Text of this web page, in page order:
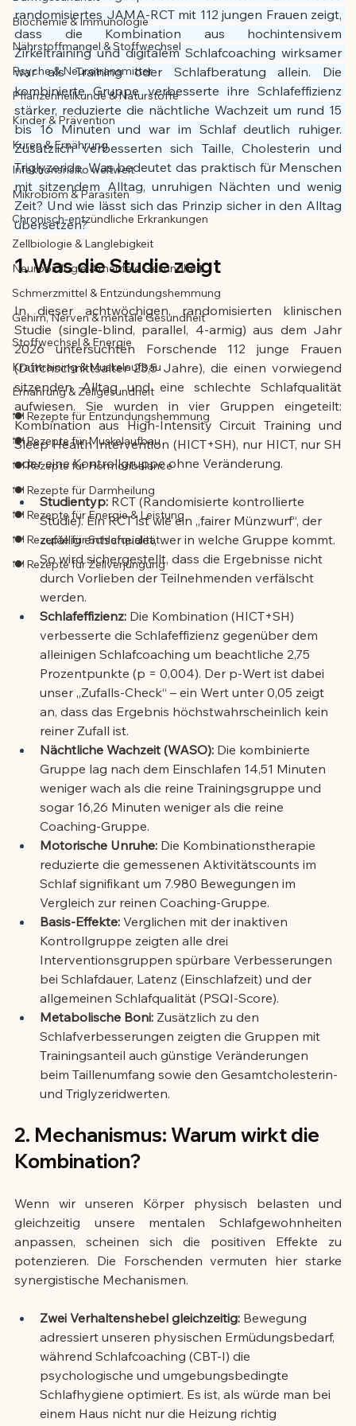
Der Artikel wurde mit Unterstützung von
KI erstellt und redaktionell geprüft vom
angegebenen Autor
Biochemie & Immunologie
Nährstoffmangel & Stoffwechsel
Psyche & Neurotransmitter
Pflanzenheilkunde & Naturstoffe
Kinder & Prävention
Kuren & Ernährung
Infektionsrisiko weltweit
Mikrobiom & Parasiten
Chronisch-entzündliche Erkrankungen
Zellbiologie & Langlebigkeit
Neurobiologie & mentale Gesundheit
Schmerzmittel & Entzündungshemmung
Gehirn, Nerven & mentale Gesundheit
Stoffwechsel & Energie
Krafttraining & Muskelaufbau
Ernährung & Zellgesundheit
🍽️ Rezepte für Entzündungshemmung
🍽️ Rezepte für Muskelaufbau
🍽️ Rezepte für Hormonbalance
🍽️ Rezepte für Darmheilung
🍽️ Rezepte für Energie & Leistung
🍽️ Rezepte für Schlafqualität
🍽️ Rezepte für Zellverjüngung
randomisiertes JAMA-RCT mit 112 jungen Frauen zeigt,
dass die Kombination aus hochintensivem
Zirkeltraining und digitalem Schlafcoaching wirksamer
war als Training oder Schlafberatung allein. Die
kombinierte Gruppe verbesserte ihre Schlafeffizienz
stärker, reduzierte die nächtliche Wachzeit um rund 15
bis 16 Minuten und war im Schlaf deutlich ruhiger.
Zusätzlich verbesserten sich Taille, Cholesterin und
Triglyzeride. Was bedeutet das praktisch für Menschen
mit sitzendem Alltag, unruhigen Nächten und wenig
Zeit? Und wie lässt sich das Prinzip sicher in den Alltag
übersetzen?
1. Was die Studie zeigt
In dieser achtwöchigen, randomisierten klinischen
Studie (single-blind, parallel, 4-armig) aus dem Jahr
2026 untersuchten Forschende 112 junge Frauen
(Durchschnittsalter 23,5 Jahre), die einen vorwiegend
sitzenden Alltag und eine schlechte Schlafqualität
aufwiesen. Sie wurden in vier Gruppen eingeteilt:
Kombination aus High-Intensity Circuit Training und
Sleep Health Intervention (HICT+SH), nur HICT, nur SH
oder eine Kontrollgruppe ohne Veränderung.
Studientyp: RCT (Randomisierte kontrollierte
Studie). Ein RCT ist wie ein „fairer Münzwurf“, der
zufällig entscheidet, wer in welche Gruppe kommt.
So wird sichergestellt, dass die Ergebnisse nicht
durch Vorlieben der Teilnehmenden verfälscht
werden.
Schlafeffizienz: Die Kombination (HICT+SH)
verbesserte die Schlafeffizienz gegenüber dem
alleinigen Schlafcoaching um beachtliche 2,75
Prozentpunkte (p = 0,004). Der p-Wert ist dabei
unser „Zufalls-Check“ – ein Wert unter 0,05 zeigt
an, dass das Ergebnis höchstwahrscheinlich kein
reiner Zufall ist.
Nächtliche Wachzeit (WASO): Die kombinierte
Gruppe lag nach dem Einschlafen 14,51 Minuten
weniger wach als die reine Trainingsgruppe und
sogar 16,26 Minuten weniger als die reine
Coaching-Gruppe.
Motorische Unruhe: Die Kombinationstherapie
reduzierte die gemessenen Aktivitätscounts im
Schlaf signifikant um 7.980 Bewegungen im
Vergleich zur reinen Coaching-Gruppe.
Basis-Effekte: Verglichen mit der inaktiven
Kontrollgruppe zeigten alle drei
Interventionsgruppen spürbare Verbesserungen
bei Schlafdauer, Latenz (Einschlafzeit) und der
allgemeinen Schlafqualität (PSQI-Score).
Metabolische Boni: Zusätzlich zu den
Schlafverbesserungen zeigten die Gruppen mit
Trainingsanteil auch günstige Veränderungen
beim Taillenumfang sowie den Gesamtcholesterin-
und Triglyzeridwerten.
2. Mechanismus: Warum wirkt die
Kombination?
Wenn wir unseren Körper physisch belasten und
gleichzeitig unsere mentalen Schlafgewohnheiten
anpassen, scheinen sich die positiven Effekte zu
potenzieren. Die Forschenden vermuten hier starke
synergistische Mechanismen.
Zwei Verhaltenshebel gleichzeitig: Bewegung
adressiert unseren physischen Ermüdungsbedarf,
während Schlafcoaching (CBT-I) die
psychologische und umgebungsbedingte
Schlafhygiene optimiert. Es ist, als würde man bei
einem Haus nicht nur die Heizung richtig